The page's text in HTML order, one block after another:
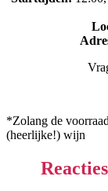
*Zolang de
(heerlijke!) wijn